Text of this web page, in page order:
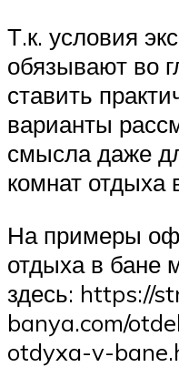
Т.к. условия
обязывают во
ставить
варианты
смысла даже
комнат отдыха
На примеры
отдыха в бане
здесь: https://
banya.com/
otdyxa-v-